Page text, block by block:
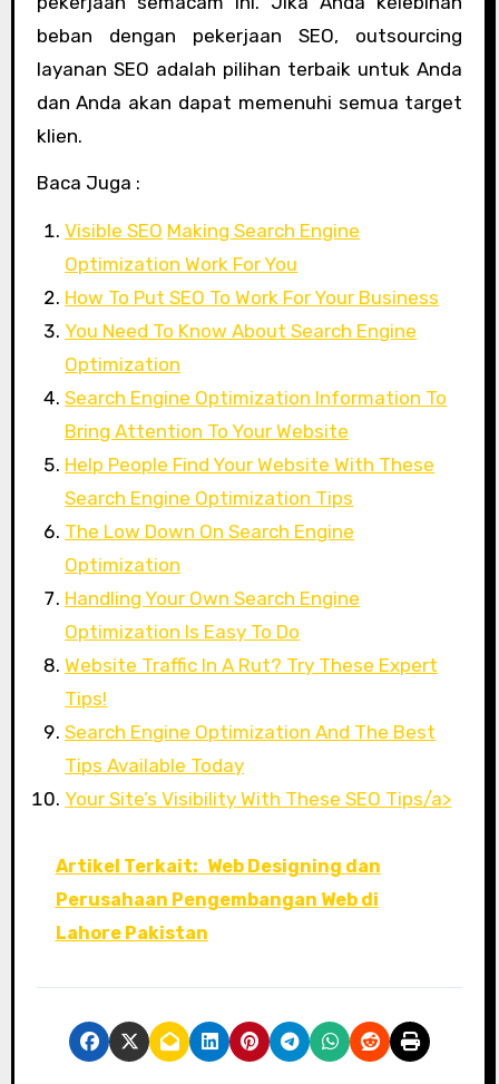
beban dengan pekerjaan SEO, outsourcing
layanan SEO adalah pilihan terbaik untuk Anda
dan Anda akan dapat memenuhi semua target
klien.
Baca Juga :
Visible SEO Making Search Engine
Optimization Work For You
How To Put SEO To Work For Your Business
You Need To Know About Search Engine
Optimization
Search Engine Optimization Information To
Bring Attention To Your Website
Help People Find Your Website With These
Search Engine Optimization Tips
The Low Down On Search Engine
Optimization
Handling Your Own Search Engine
Optimization Is Easy To Do
Website Traffic In A Rut? Try These Expert
Tips!
Search Engine Optimization And The Best
Tips Available Today
Your Site’s Visibility With These SEO Tips/a>
Artikel Terkait: Web Designing dan
Perusahaan Pengembangan Web di
Lahore Pakistan